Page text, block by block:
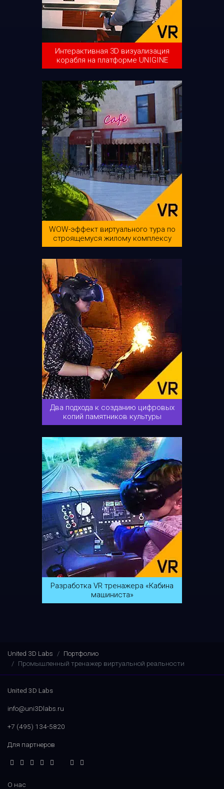
Интерактивная 3D визуализация
корабля на платформе UNIGINE
WOW-эффект виртуального тура по
строящемуся жилому комплексу
Два подхода к созданию цифровых
копий памятников культуры
Разработка VR тренажера «Кабина
машиниста»
United 3D Labs
Портфолио
Промышленный тренажер виртуальной реальности
United 3D Labs
info@uni3Dlabs.ru
+7 (495) 134-5820
Для партнеров
О нас